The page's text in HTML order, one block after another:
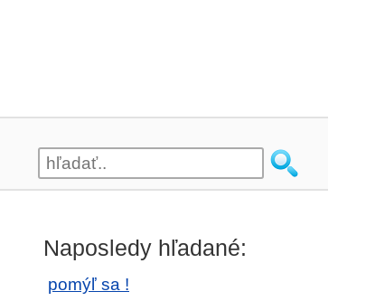
Naposledy hľadané:
pomýľ sa !